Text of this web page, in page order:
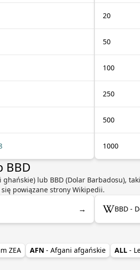
20
50
100
250
500
1000
BBD
ghańskie) lub BBD (Dolar Barbadosu),
powiązane strony Wikipedii.
→ BBD -
ZEA AFN - Afgani afgańskie ALL -